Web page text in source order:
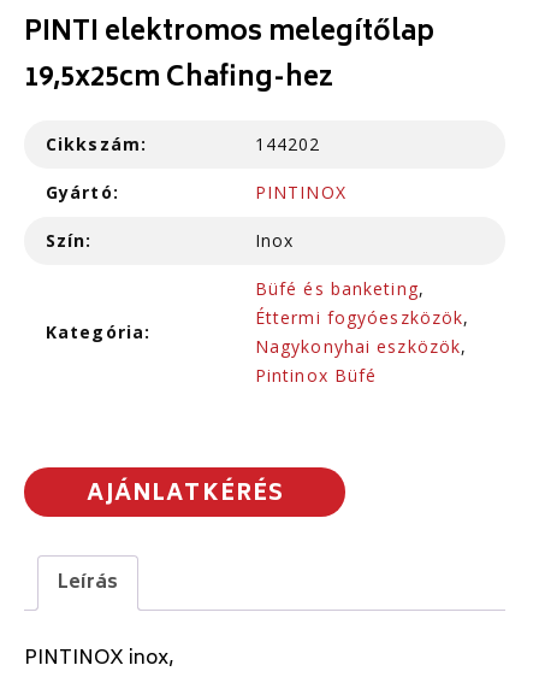
PINTI elektromos melegítőlap
19,5x25cm Chafing-hez
Cikkszám: 144202
Gyártó: PINTINOX
Szín: Inox
Kategória:
Büfé és banketing,
Éttermi fogyóeszközök,
Nagykonyhai eszközök,
Pintinox Büfé
AJÁNLATKÉRÉS
Leírás
PINTINOX inox,